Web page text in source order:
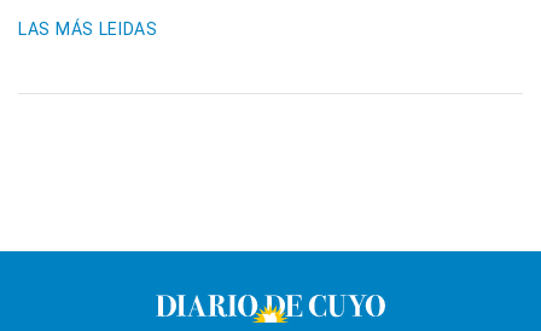
LAS MÁS LEIDAS